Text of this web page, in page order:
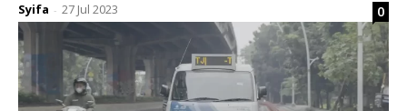
Syifa - 27 Jul 2023 0